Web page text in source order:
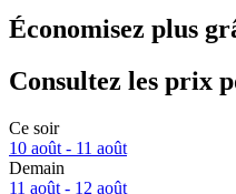
Économisez plus
Consultez les prix
Ce soir
10 août - 11 août
Demain
11 août - 12 août